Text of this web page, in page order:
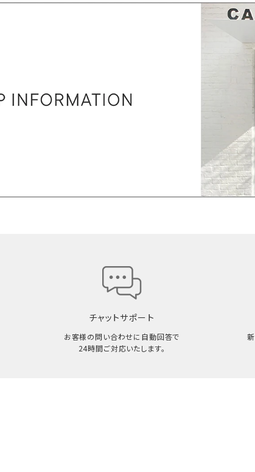
チャットサポート
お客様の問い合わせに自動回答で
24時間ご対応いたします。